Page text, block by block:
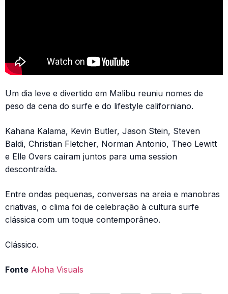
Um dia leve e divertido em Malibu reuniu nomes de
peso da cena do surfe e do lifestyle californiano.
Kahana Kalama, Kevin Butler, Jason Stein, Steven
Baldi, Christian Fletcher, Norman Antonio, Theo Lewitt
e Elle Overs caíram juntos para uma session
descontraída.
Entre ondas pequenas, conversas na areia e manobras
criativas, o clima foi de celebração à cultura surfe
clássica com um toque contemporâneo.
Clássico.
Fonte Aloha Visuals